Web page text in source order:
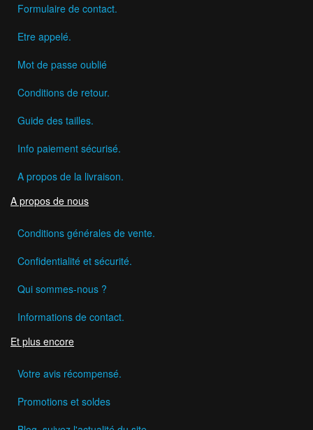
Formulaire de contact.
Etre appelé.
Mot de passe oublié
Conditions de retour.
Guide des tailles.
Info paiement sécurisé.
A propos de la livraison.
A propos de nous
Conditions générales de vente.
Confidentialité et sécurité.
Qui sommes-nous ?
Informations de contact.
Et plus encore
Votre avis récompensé.
Promotions et soldes